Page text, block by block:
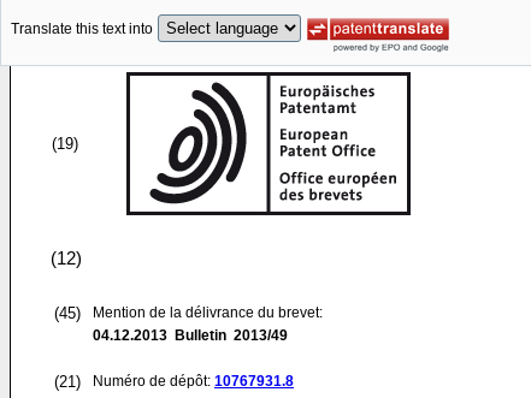
Translate this text into
(19)
(12)
(45)
Mention de la délivrance du brevet:
04.12.2013 Bulletin 2013/49
(21) Numéro de dépôt: 10767931.8